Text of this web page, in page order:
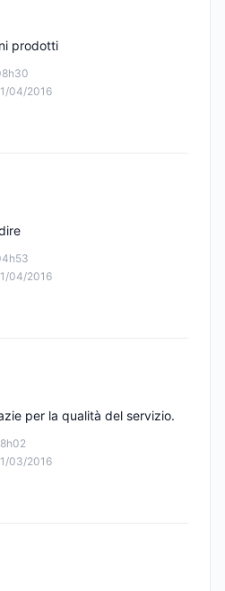
04/2016
prodotti
04/2016
03/2016
per la qualità del servizio.